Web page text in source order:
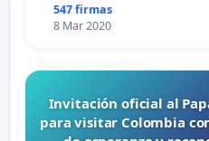
547 firmas
8 Mar 2020
Invitación oficial al
para visitar Colombia